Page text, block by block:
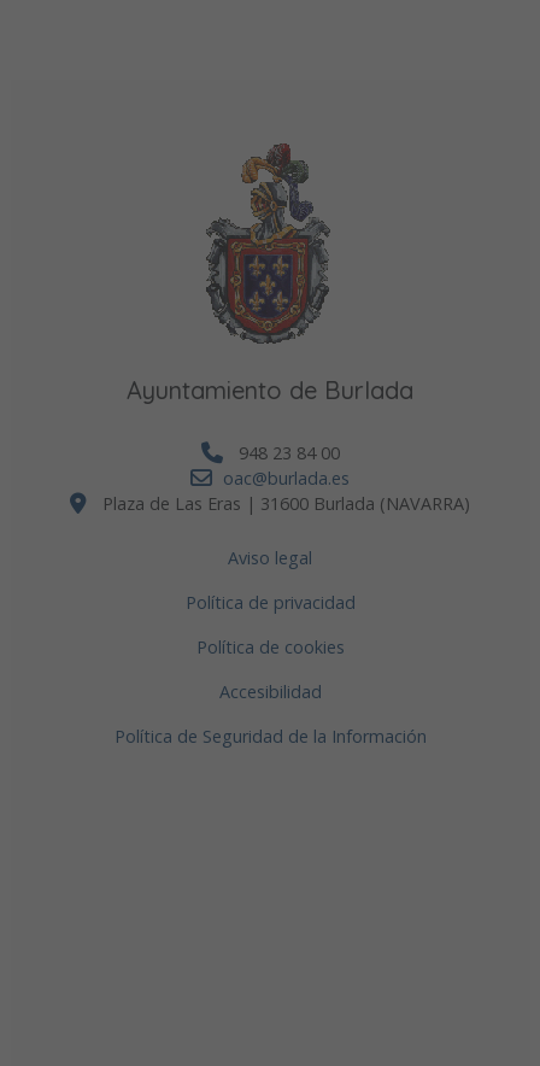
Ayuntamiento de Burlada
948 23 84 00
oac@burlada.es
Plaza de Las Eras | 31600 Burlada (NAVARRA)
Aviso legal
Política de privacidad
Política de cookies
Accesibilidad
Política de Seguridad de la Información